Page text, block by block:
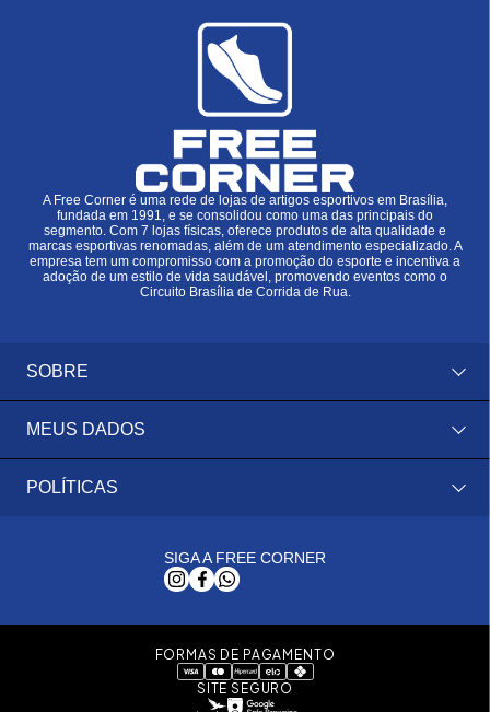
A Free Corner é uma rede de lojas de artigos esportivos em Brasília,
fundada em 1991, e se consolidou como uma das principais do
segmento. Com 7 lojas físicas, oferece produtos de alta qualidade e
marcas esportivas renomadas, além de um atendimento especializado. A
empresa tem um compromisso com a promoção do esporte e incentiva a
adoção de um estilo de vida saudável, promovendo eventos como o
Circuito Brasília de Corrida de Rua.
SOBRE
MEUS DADOS
POLÍTICAS
SIGA A FREE CORNER
FORMAS DE PAGAMENTO
SITE SEGURO